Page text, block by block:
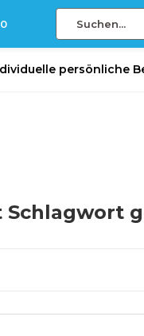
persönliche